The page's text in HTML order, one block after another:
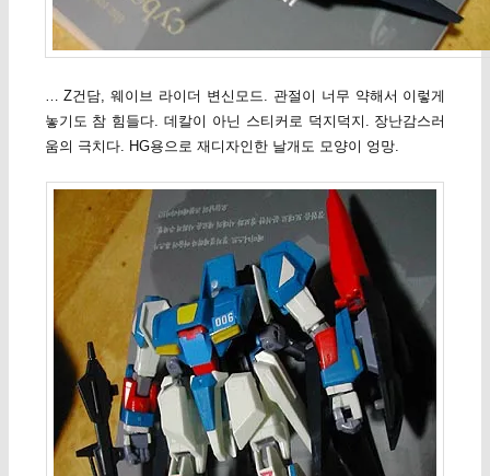
… Z건담, 웨이브 라이더 변신모드. 관절이 너무 약해서 이렇게
놓기도 참 힘들다. 데칼이 아닌 스티커로 덕지덕지. 장난감스러
움의 극치다. HG용으로 재디자인한 날개도 모양이 엉망.